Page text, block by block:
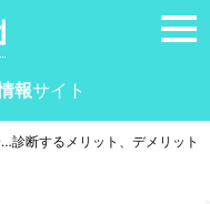
報サイト
診断するメリット、デメリット